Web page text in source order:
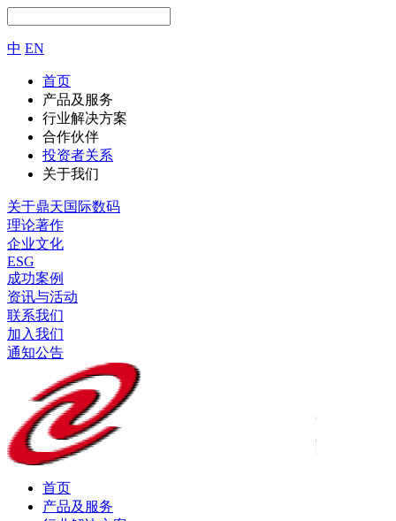
中 EN
首页
产品及服务
行业解决方案
合作伙伴
投资者关系
关于我们
关于鼎天国际数码
理论著作
企业文化
ESG
成功案例
资讯与活动
联系我们
加入我们
通知公告
首页
产品及服务